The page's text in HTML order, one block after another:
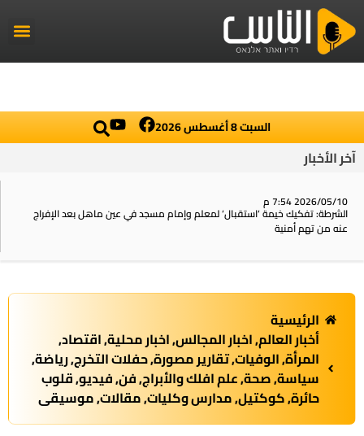
السبت 8 أغسطس 2026
آخر الأخبار
2026/05/10 7:54 م
الشرطة: تفكيك خيمة ‘استقبال‘ لمعلم وإمام مسجد في عين ماهل بعد الإفراج
عنه من تهم أمنية
الرئيسية
أخبار العالم,اخبار المجالس,اخبار محلية,اقتصاد,
المرأة,الوفيات,تقارير مصورة,حفلات التخرج,رياضة,
سياسة,صحة,علم افلك والأبراج,فن,فيديو,قلوب
حائرة,كوكتيل,مدارس وكليات,مقالات,موسيقى